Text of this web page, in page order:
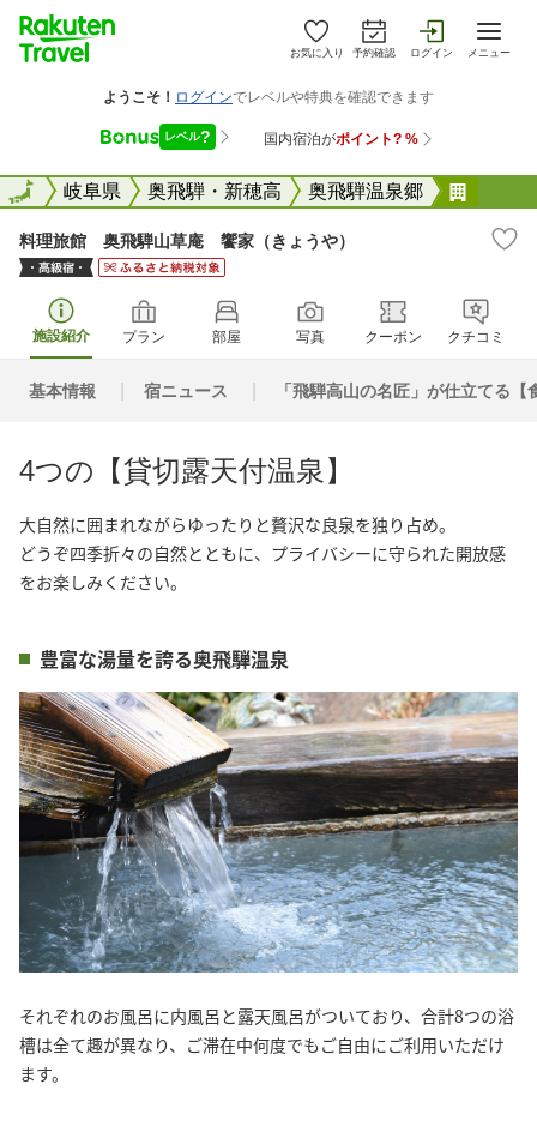
お気に入り 予約確認 ログイン メニュー
全国岐阜県 奥飛騨・新穂高 奥飛騨温泉郷
全国
料理旅館 奥飛騨山草庵 饗家（きょうや）
施設紹介 プラン 部屋 写真 クーポン クチコミ
基本情報 宿ニュース 「飛騨高山の名匠」が仕立てる【
4つの【貸切露天付温泉】
大自然に囲まれながらゆったりと贅沢な良泉を独り占め。
どうぞ四季折々の自然とともに、プライバシーに守られた開放感
をお楽しみください。
豊富な湯量を誇る奥飛騨温泉
それぞれのお風呂に内風呂と露天風呂がついており、合計8つの浴
槽は全て趣が異なり、ご滞在中何度でもご自由にご利用いただけ
ます。